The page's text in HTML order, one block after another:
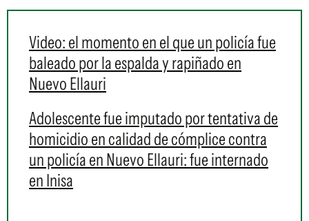
Video: el momento en el que un policía fue
baleado por la espalda y rapiñado en
Nuevo Ellauri
Adolescente fue imputado por tentativa de
homicidio en calidad de cómplice contra
un policía en Nuevo Ellauri: fue internado
en Inisa